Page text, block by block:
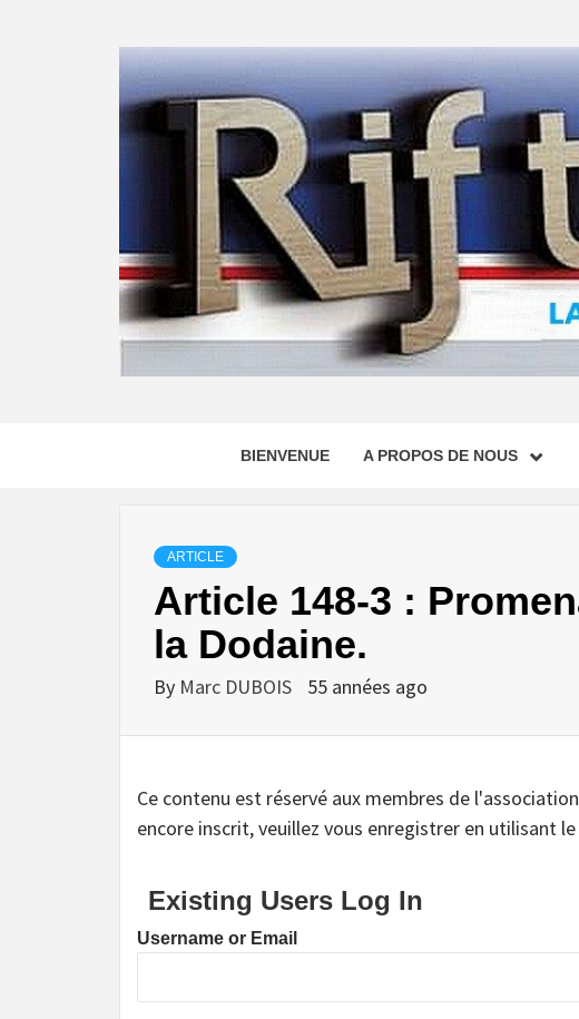
BIENVENUE A PROPOS DE NOUS
ARTICLE
Article 148-3 :
la Dodaine.
By Marc DUBOIS 55 années ago
Ce contenu est réservé aux membres de
encore inscrit, veuillez vous enregistrer en utilisant
Existing Users Log In
Username or Email